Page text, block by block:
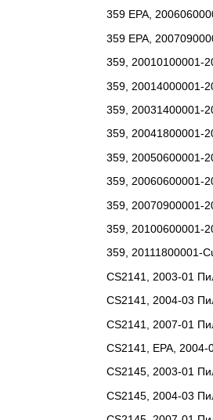
359 EPA,
359 EPA,
359, 20010100001-
359, 20014000001-
359, 20031400001-
359, 20041800001-
359, 20050600001-
359, 20060600001-
359, 20070900001-
359, 20100600001-
359, 20111800001-
CS2141, 2003-01
CS2141, 2004-03
CS2141, 2007-01
CS2141, EPA, 2004-
CS2145, 2003-01
CS2145, 2004-03